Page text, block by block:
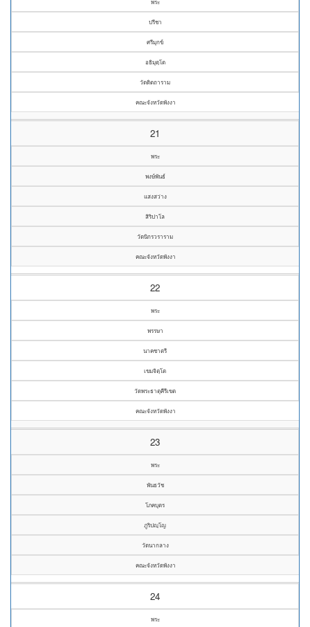
พระ
ปรีชา
ศรีมุกข์
อธิมุตฺโต
วัดดิตถาราม
คณะจังหวัดพังงา
21
พระ
พงษ์พันธ์
แสงสว่าง
สิริปาโล
วัดนิกรวราราม
คณะจังหวัดพังงา
22
พระ
พรรษา
นาคชาตรี
เขมจิตฺโต
วัดพระธาตุคีรีเขต
คณะจังหวัดพังงา
23
พระ
พันธวัช
โภคบุตร
ภูริปญฺโญ
วัดนากลาง
คณะจังหวัดพังงา
24
พระ